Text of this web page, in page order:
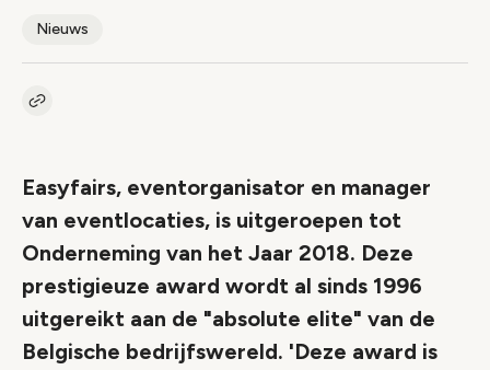
Nieuws
Kopieer link naar artikel
Easyfairs, eventorganisator en manager
van eventlocaties, is uitgeroepen tot
Onderneming van het Jaar 2018. Deze
prestigieuze award wordt al sinds 1996
uitgereikt aan de "absolute elite" van de
Belgische bedrijfswereld. 'Deze award is